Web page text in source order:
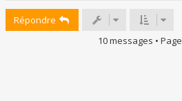
Répondre
10 messages • Page